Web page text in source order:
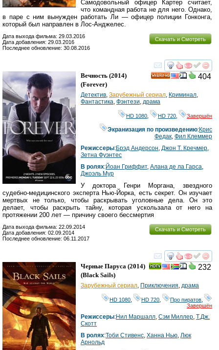
Самодовольный офицер Картер считает,
что командная работа не для него. Однако,
в паре с ним вынужден работать Ли — офицер полиции Гонконга,
который был направлен в Лос-Анджелес.
Скачать и Смотреть
Дата выхода фильма: 29.03.2016
Дата добавления: 29.03.2016
Последнее обновление: 30.08.2016
смотреть
404
Вечность (2014)
(Forever)
Детектив, Зарубежный сериал, Криминал,
Фантастика, Фэнтези, драма
HD 1080 HD 720 Завершён
Экранизация по произведению:Крис
Федак,Фил Клеммер
Режиссеры:Брэд Андерсон, Джон Т. Кречмер,
Зетна Фуэнтес
В ролях:Йоан Гриффит, Алана де ла Гарса,
Джоэль Мур
У доктора Генри Моргана, звездного
судебно-медицинского эксперта Нью-Йорка, есть секрет. Он изучает
мертвых не только, чтобы раскрывать уголовные дела. Он это
делает, чтобы раскрыть тайну, которая ускользала от него на
протяжении 200 лет — причину своего бессмертия
Скачать и Смотреть
Дата выхода фильма: 22.09.2014
Дата добавления: 02.09.2014
Последнее обновление: 06.11.2017
смотреть
232
Черные Паруса (2014)
(Black Sails)
Зарубежный сериал, Приключения, драма
HD 1080 HD 720 Про пиратов
Завершён
Режиссеры:Нил Маршалл, Сэм Миллер, Т.Дж.
Скотт
В ролях:Тоби Стивенс, Ханна Нью, Люк
Арнольд